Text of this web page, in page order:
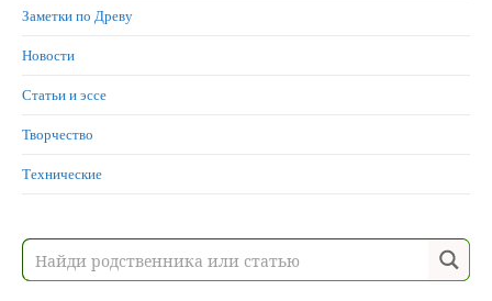
Заметки по Древу
Новости
Статьи и эссе
Творчество
Технические